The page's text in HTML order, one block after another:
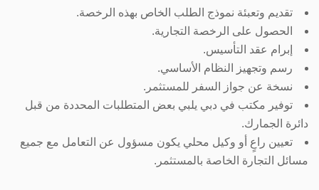
تقديم وتعبئة نموذج الطلب الخاص بهذه الرخصة.
الحصول على الرخصة التجارية.
إبرام عقد التأسيس.
رسم وتجهيز النظام الأساسي.
نسخة عن جواز السفر للمستثمر.
توفير مكتب في دبي يلبي بعض المتطلبات المحددة من قبل
دائرة الجمارك.
تعيين راعٍ أو وكيل محلي يكون مسؤول عن التعامل مع جميع
مسائل التجارة الخاصة بالمستثمر.